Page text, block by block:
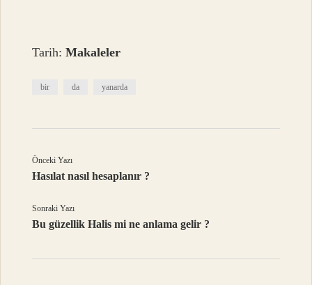
Tarih:Makaleler
bir da yanarda
Önceki Yazı
Hasılat nasıl hesaplanır ?
Sonraki Yazı
Bu güzellik Halis mi ne anlama gelir ?